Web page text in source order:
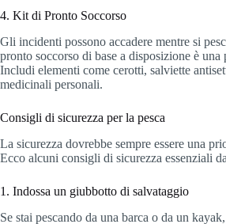
4. Kit di Pronto Soccorso
Gli incidenti possono accadere mentre si
pronto soccorso di base a disposizione è
Includi elementi come cerotti, salviette
medicinali personali.
Consigli di sicurezza per la pesca
La sicurezza dovrebbe sempre essere una
Ecco alcuni consigli di sicurezza essenziali
1. Indossa un giubbotto di salvataggio
Se stai pescando da una barca o da un